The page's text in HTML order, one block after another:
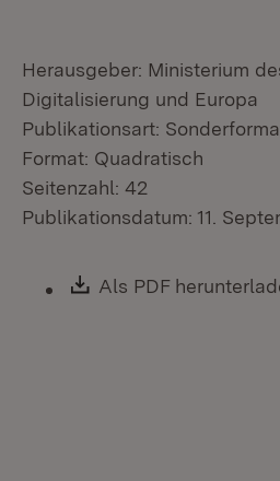
Herausgeber: Ministerium
Digitalisierung und Europa
Publikationsart:
Format: Quadratisch
Seitenzahl: 42
Publikationsdatum: 11.
Download:
Als PDF